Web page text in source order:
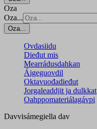
Oza
Oza...
Oza...
Ovdasiidu
Dieđut mis
Mearrádusdahkan
Áigeguovdil
Oktavuođadieđut
Jorgaleaddjit ja dulkkat
Oahppomateriálagávpi
Davvisámegiella dav